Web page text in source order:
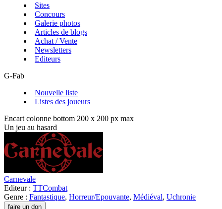
Sites
Concours
Galerie photos
Articles de blogs
Achat / Vente
Newsletters
Editeurs
G-Fab
Nouvelle liste
Listes des joueurs
Encart colonne bottom 200 x 200 px max
Un jeu au hasard
Carnevale
Editeur : TTCombat
Genre : Fantastique, Horreur/Epouvante, Médiéval, Uchronie